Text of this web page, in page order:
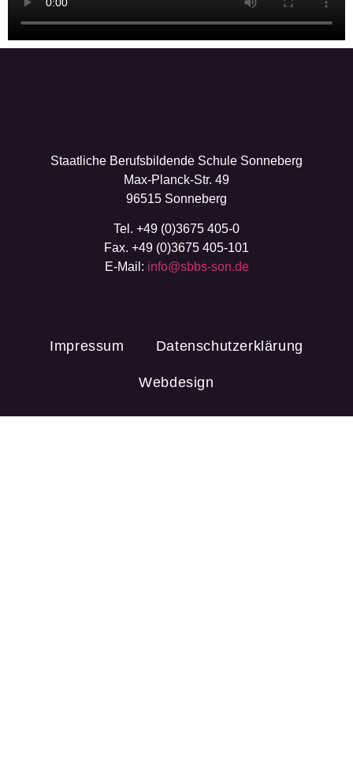
Staatliche Berufsbildende Schule Sonneberg
Max-Planck-Str. 49
96515 Sonneberg
Tel. +49 (0)3675 405-0
Fax. +49 (0)3675 405-101
E-Mail: info@sbbs-son.de
Impressum Datenschutzerklärung
Webdesign